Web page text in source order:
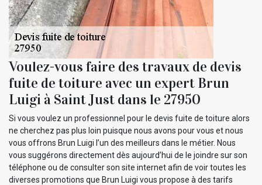
Voulez-vous faire des travaux de devis
fuite de toiture avec un expert Brun
Luigi à Saint Just dans le 27950
Si vous voulez un professionnel pour le devis fuite de toiture alors
ne cherchez pas plus loin puisque nous avons pour vous et nous
vous offrons Brun Luigi l’un des meilleurs dans le métier. Nous
vous suggérons directement dès aujourd’hui de le joindre sur son
téléphone ou de consulter son site internet afin de voir toutes les
diverses promotions que Brun Luigi vous propose à des tarifs